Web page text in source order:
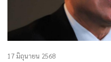
17 มิถุนายน 2568